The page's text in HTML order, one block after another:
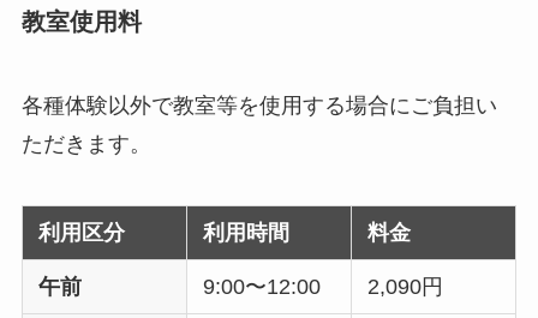
教室使用料
各種体験以外で教室等を使用する場合にご負担い
ただきます。
利用区分 利用時間 料金
午前 9:00〜12:00 2,090円